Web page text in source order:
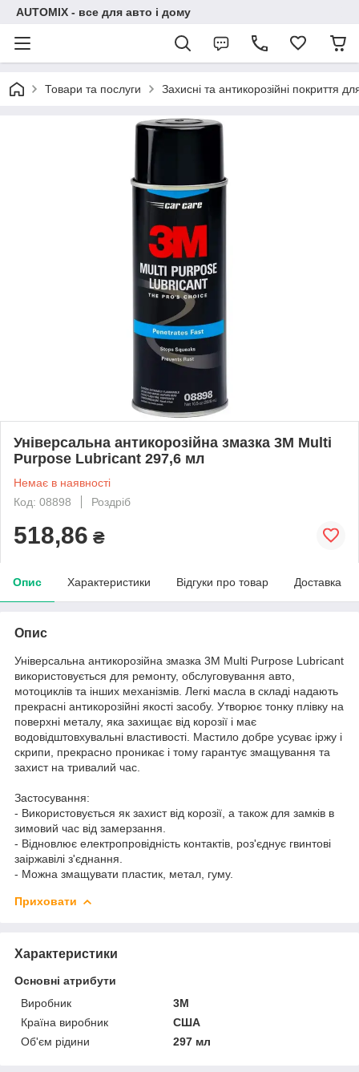
AUTOMIX - все для авто і дому
Товари та послуги Захисні та антикорозійні покриття
Універсальна антикорозійна змазка 3M Multi
Purpose Lubricant 297,6 мл
Немає в наявності
Код: 08898
Роздріб
518,86 ₴
Опис Характеристики Відгуки про товар Доставка
Опис
Універсальна антикорозійна змазка 3M Multi Purpose Lubricant
використовується для ремонту, обслуговування авто,
мотоциклів та інших механізмів. Легкі масла в складі надають
прекрасні антикорозійні якості засобу. Утворює тонку плівку на
поверхні металу, яка захищає від корозії і має
водовідштовхувальні властивості. Мастило добре усуває іржу і
скрипи, прекрасно проникає і тому гарантує змащування та
захист на тривалий час.
Застосування:
- Використовується як захист від корозії, а також для замків в
зимовий час від замерзання.
- Відновлює електропровідність контактів, роз'єднує гвинтові
заіржавілі з'єднання.
- Можна змащувати пластик, метал, гуму.
Приховати
Характеристики
Основні атрибути
Виробник
3М
Країна виробник
США
Об'єм рідини
297 мл